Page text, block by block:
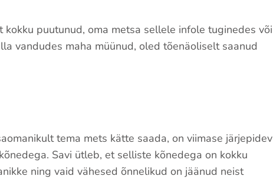
puutunud, oma metsa sellele infole tuginedes või
vandudes maha müünud, oled tõenäoliselt saanud
tema mets kätte saada, on viimase järjepidev
Savi ütleb, et selliste kõnedega on kokku
ning vaid vähesed õnnelikud on jäänud neist